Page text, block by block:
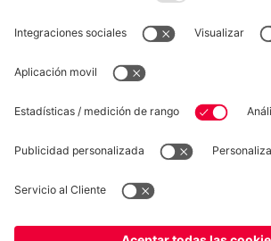
Más categorías
Síguenos
Españapara entregar allí!